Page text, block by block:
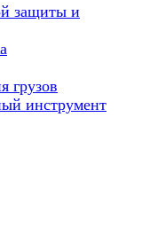
защиты и
грузов
инструмент